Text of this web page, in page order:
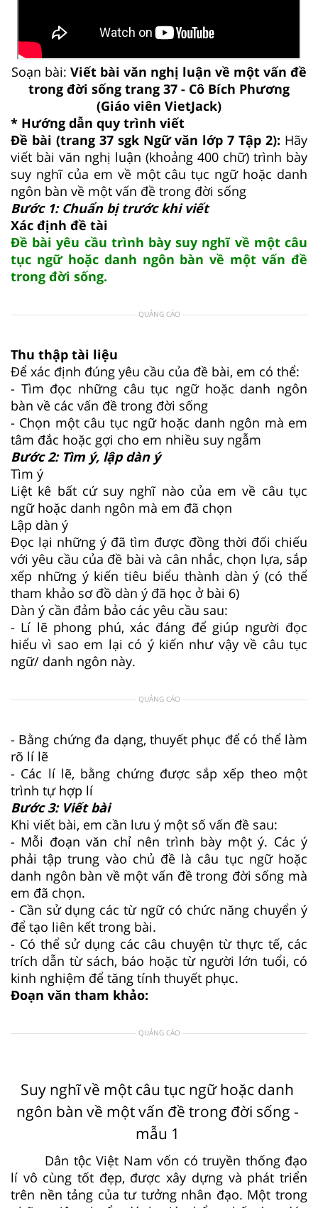
Soạn bài: Viết bài văn nghị luận về một vấn đề
trong đời sống trang 37 - Cô Bích Phương
(Giáo viên VietJack)
* Hướng dẫn quy trình viết
Đề bài (trang 37 sgk Ngữ văn lớp 7 Tập 2): Hãy
viết bài văn nghị luận (khoảng 400 chữ) trình bày
suy nghĩ của em về một câu tục ngữ hoặc danh
ngôn bàn về một vấn đề trong đời sống
Bước 1: Chuẩn bị trước khi viết
Xác định đề tài
Đề bài yêu cầu trình bày suy nghĩ về một câu
tục ngữ hoặc danh ngôn bàn về một vấn đề
trong đời sống.
QUẢNG CÁO
Thu thập tài liệu
Để xác định đúng yêu cầu của đề bài, em có thể:
- Tìm đọc những câu tục ngữ hoặc danh ngôn
bàn về các vấn đề trong đời sống
- Chọn một câu tục ngữ hoặc danh ngôn mà em
tâm đắc hoặc gợi cho em nhiều suy ngẫm
Bước 2: Tìm ý, lập dàn ý
Tìm ý
Liệt kê bất cứ suy nghĩ nào của em về câu tục
ngữ hoặc danh ngôn mà em đã chọn
Lập dàn ý
Đọc lại những ý đã tìm được đồng thời đối chiếu
với yêu cầu của đề bài và cân nhắc, chọn lựa, sắp
xếp những ý kiến tiêu biểu thành dàn ý (có thể
tham khảo sơ đồ dàn ý đã học ở bài 6)
Dàn ý cần đảm bảo các yêu cầu sau:
- Lí lẽ phong phú, xác đáng để giúp người đọc
hiểu vì sao em lại có ý kiến như vậy về câu tục
ngữ/ danh ngôn này.
QUẢNG CÁO
- Bằng chứng đa dạng, thuyết phục để có thể làm
rõ lí lẽ
- Các lí lẽ, bằng chứng được sắp xếp theo một
trình tự hợp lí
Bước 3: Viết bài
Khi viết bài, em cần lưu ý một số vấn đề sau:
- Mỗi đoạn văn chỉ nên trình bày một ý. Các ý
phải tập trung vào chủ đề là câu tục ngữ hoặc
danh ngôn bàn về một vấn đề trong đời sống mà
em đã chọn.
- Cần sử dụng các từ ngữ có chức năng chuyển ý
để tạo liên kết trong bài.
- Có thể sử dụng các câu chuyện từ thực tế, các
trích dẫn từ sách, báo hoặc từ người lớn tuổi, có
kinh nghiệm để tăng tính thuyết phục.
Đoạn văn tham khảo:
QUẢNG CÁO
Suy nghĩ về một câu tục ngữ hoặc danh
ngôn bàn về một vấn đề trong đời sống -
mẫu 1
Dân tộc Việt Nam vốn có truyền thống đạo
lí vô cùng tốt đẹp, được xây dựng và phát triển
trên nền tảng của tư tưởng nhân đạo. Một trong